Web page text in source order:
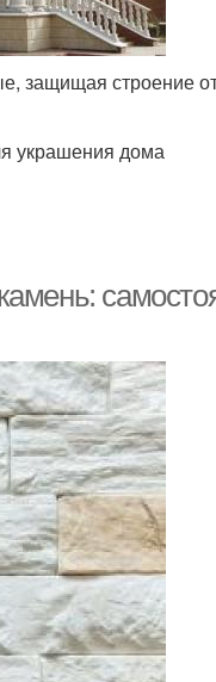
защищая строение
украшения дома